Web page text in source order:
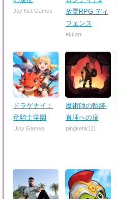
Joy Net Games
放置RPG ディ
フェンス
ekkorr
ドラゲナイ：
竜騎士学園
Ujoy Games
魔術師の軌跡-
真理への扉
pingkehk111